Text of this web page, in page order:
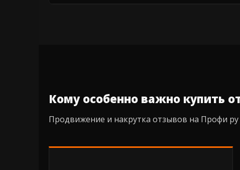
Кому особенно важно купить
Продвижение и накрутка отзывов на Профи